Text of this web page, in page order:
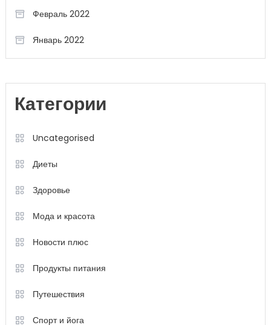
Февраль 2022
Январь 2022
Категории
Uncategorised
Диеты
Здоровье
Мода и красота
Новости плюс
Продукты питания
Путешествия
Спорт и йога